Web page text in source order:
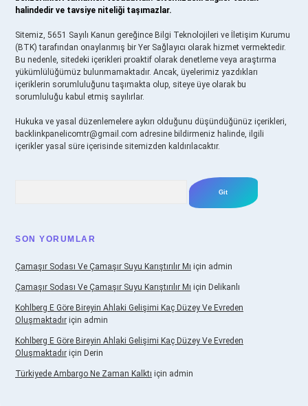
halindedir ve tavsiye niteliği taşımazlar.
Sitemiz, 5651 Sayılı Kanun gereğince Bilgi Teknolojileri ve İletişim Kurumu
(BTK) tarafından onaylanmış bir Yer Sağlayıcı olarak hizmet vermektedir.
Bu nedenle, sitedeki içerikleri proaktif olarak denetleme veya araştırma
yükümlülüğümüz bulunmamaktadır. Ancak, üyelerimiz yazdıkları
içeriklerin sorumluluğunu taşımakta olup, siteye üye olarak bu
sorumluluğu kabul etmiş sayılırlar.
Hukuka ve yasal düzenlemelere aykırı olduğunu düşündüğünüz içerikleri,
backlinkpanelicomtr@gmail.com adresine bildirmeniz halinde, ilgili
içerikler yasal süre içerisinde sitemizden kaldırılacaktır.
SON YORUMLAR
Çamaşır Sodası Ve Çamaşır Suyu Karıştırılır Mı için admin
Çamaşır Sodası Ve Çamaşır Suyu Karıştırılır Mı için Delikanlı
Kohlberg E Göre Bireyin Ahlaki Gelişimi Kaç Düzey Ve Evreden
Oluşmaktadır için admin
Kohlberg E Göre Bireyin Ahlaki Gelişimi Kaç Düzey Ve Evreden
Oluşmaktadır için Derin
Türkiyede Ambargo Ne Zaman Kalktı için admin